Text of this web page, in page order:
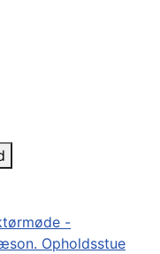
-
Opholdsstue